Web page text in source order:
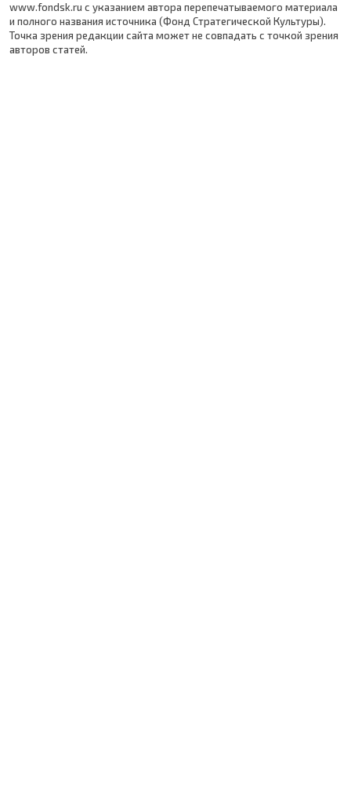
www.fondsk.ru с указанием автора перепечатываемого материала
и полного названия источника (Фонд Стратегической Культуры).
Точка зрения редакции сайта может не совпадать с точкой зрения
авторов статей.